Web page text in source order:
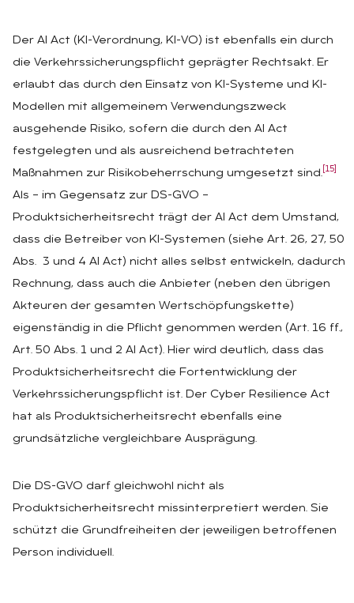
Der AI Act (KI-Verordnung, KI-VO) ist ebenfalls ein durch
die Verkehrssicherungspflicht geprägter Rechtsakt. Er
erlaubt das durch den Einsatz von KI-Systeme und KI-
Modellen mit allgemeinem Verwendungszweck
ausgehende Risiko, sofern die durch den AI Act
festgelegten und als ausreichend betrachteten
Maßnahmen zur Risikobeherrschung umgesetzt sind. [15]
Als – im Gegensatz zur DS-GVO –
Produktsicherheitsrecht trägt der AI Act dem Umstand,
dass die Betreiber von KI-Systemen (siehe Art. 26, 27, 50
Abs. 3 und 4 AI Act) nicht alles selbst entwickeln, dadurch
Rechnung, dass auch die Anbieter (neben den übrigen
Akteuren der gesamten Wertschöpfungskette)
eigenständig in die Pflicht genommen werden (Art. 16 ff.,
Art. 50 Abs. 1 und 2 AI Act). Hier wird deutlich, dass das
Produktsicherheitsrecht die Fortentwicklung der
Verkehrssicherungspflicht ist. Der Cyber Resilience Act
hat als Produktsicherheitsrecht ebenfalls eine
grundsätzliche vergleichbare Ausprägung.
Die DS-GVO darf gleichwohl nicht als
Produktsicherheitsrecht missinterpretiert werden. Sie
schützt die Grundfreiheiten der jeweiligen betroffenen
Person individuell.